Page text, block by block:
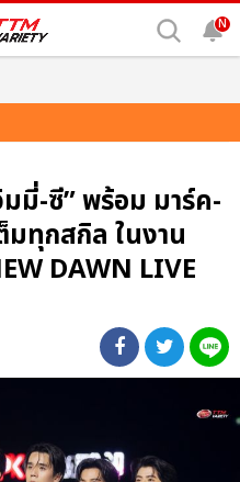
N
มี่-ซี” พร้อม มาร์ค-
มทุกสกิล ในงาน
DAWN LIVE